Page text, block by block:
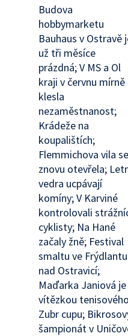
Budova
hobbymarketu
Bauhaus v Ostravě
už tři měsíce
prázdná; V MS a Ol
kraji v červnu mírně
klesla
nezaměstnanost;
Krádeže na
koupalištích;
Flemmichova vila se
znovu otevřela;
vedra ucpávají
komíny; V Karviné
kontrolovali
cyklisty; Na Hané
začaly žně; Festival
smaltu ve Frýdlantu
nad Ostravicí;
Maďarka Janiová je
vítězkou tenisového
Zubr cupu;
šampionát v